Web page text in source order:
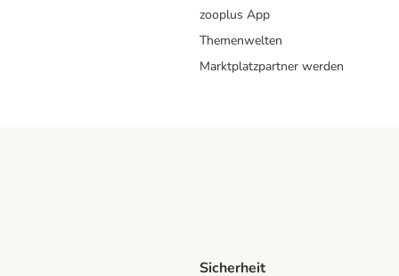
zooplus App
Themenwelten
Marktplatzpartner werden
Sicherheit